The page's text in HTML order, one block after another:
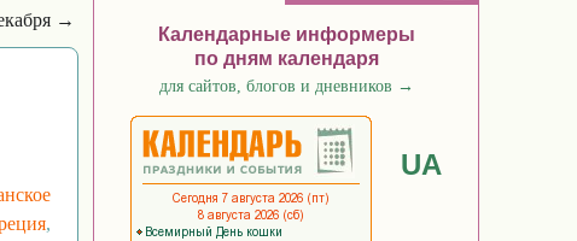
→
,
Календарные информеры
по дням календаря
для сайтов, блогов и дневников →
UA